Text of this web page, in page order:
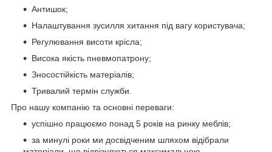
Антишок;
Налаштування зусилля хитання під вагу користувача;
Регулювання висоти крісла;
Висока якість пневмопатрону;
Зносостійкість матеріалів;
Тривалий термін служби.
Про нашу компанію та основні переваги:
успішно працюємо понад 5 років на ринку меблів;
за минулі роки ми досвідченим шляхом відібрали